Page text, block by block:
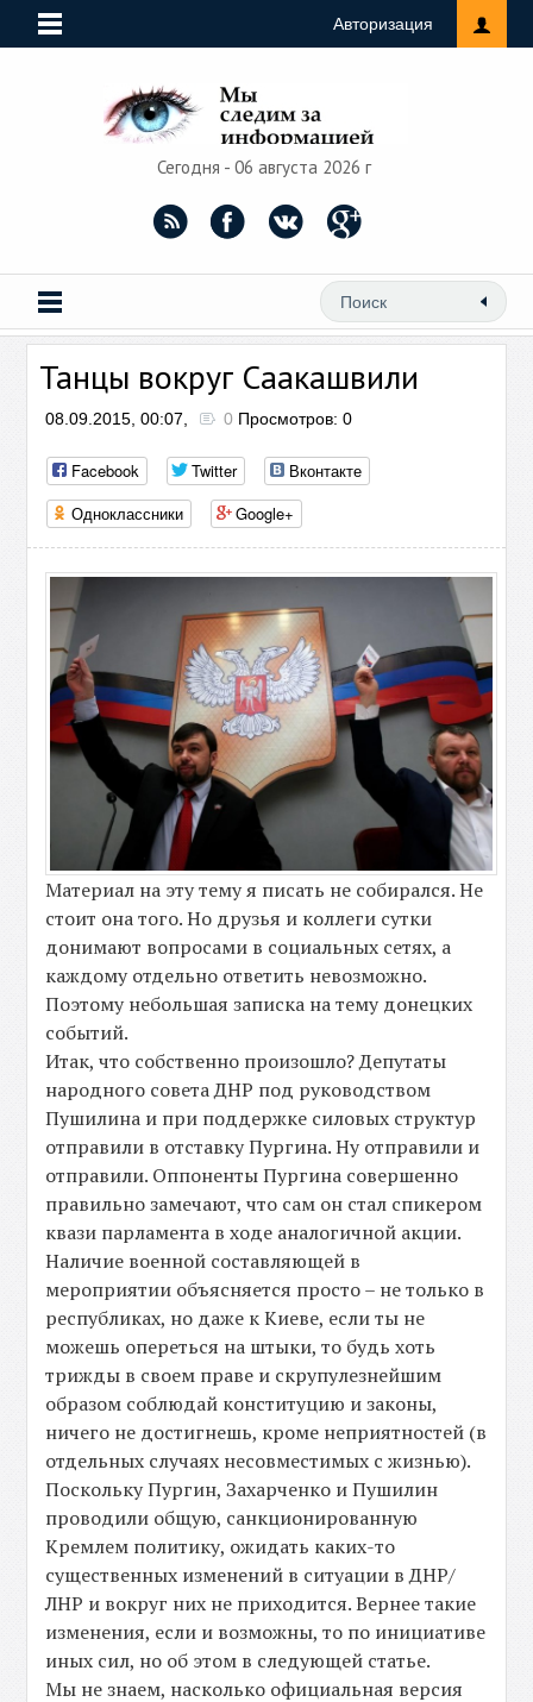
Авторизация
Сегодня - 06 августа 2026 г
Танцы вокруг Саакашвили
08.09.2015, 00:07, 0 Просмотров: 0
Facebook Twitter
Вконтакте
Одноклассники
Google+
Материал на эту тему я писать не собирался. Не
стоит она того. Но друзья и коллеги сутки
донимают вопросами в социальных сетях, а
каждому отдельно ответить невозможно.
Поэтому небольшая записка на тему донецких
событий.
Итак, что собственно произошло? Депутаты
народного совета ДНР под руководством
Пушилина и при поддержке силовых структур
отправили в отставку Пургина. Ну отправили и
отправили. Оппоненты Пургина совершенно
правильно замечают, что сам он стал спикером
квази парламента в ходе аналогичной акции.
Наличие военной составляющей в
мероприятии объясняется просто – не только в
республиках, но даже к Киеве, если ты не
можешь опереться на штыки, то будь хоть
трижды в своем праве и скрупулезнейшим
образом соблюдай конституцию и законы,
ничего не достигнешь, кроме неприятностей (в
отдельных случаях несовместимых с жизнью).
Поскольку Пургин, Захарченко и Пушилин
проводили общую, санкционированную
Кремлем политику, ожидать каких-то
существенных изменений в ситуации в ДНР/
ЛНР и вокруг них не приходится. Вернее такие
изменения, если и возможны, то по инициативе
иных сил, но об этом в следующей статье.
Мы не знаем, насколько официальная версия